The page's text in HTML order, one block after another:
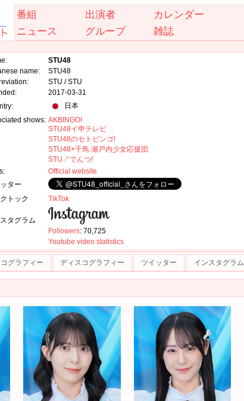
番組 出演者 カレンダー
ニュース
グループ 雑誌
STU48
name:
STU48
STU / STU
2017-03-31
日本
shows: AKBINGO!
STU48イ申テレビ
STU48のセトビンゴ!
STU48×千鳥 瀬戸内少女応援団
STU↗でんつ!
Official website
ター
トック
TikTok
タグラム
Followers: 70,725
Youtube video statistics
グラフィー ディスコグラフィー ツイッター インスタグラム